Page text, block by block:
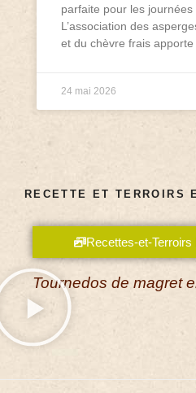
parfaite pour les
L’association des
et du chèvre frais apporte
24 mai 2026
RECETTE ET TERROIRS
Recettes-et-Terroirs
Tournedos de magret